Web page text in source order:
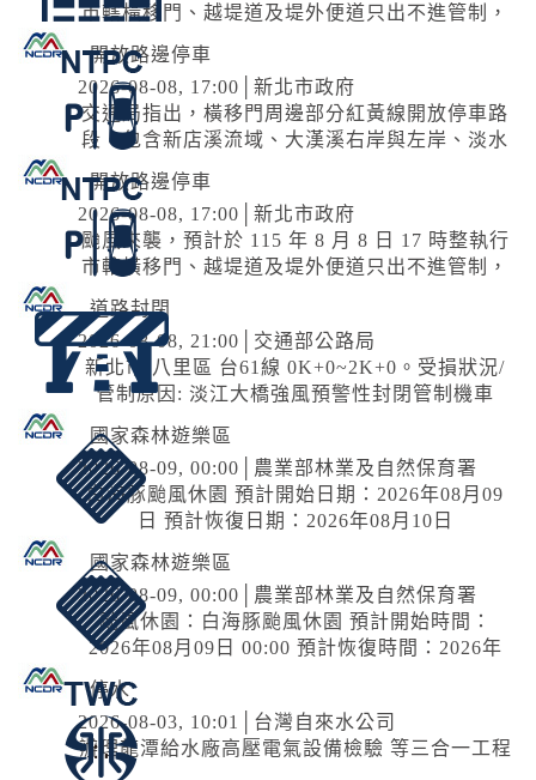
市轄橫移門、越堤道及堤外便道只出不進管制，
閉作業；管制範圍為『二重疏...
開放路邊停車
2026-08-08, 17:00│新北市政府
交通局指出，橫移門周邊部分紅黃線開放停車路
段，包含新店溪流域、大漢溪右岸與左岸、淡水
邊，詳洽新北市府官網。 交通局補充...
開放路邊停車
2026-08-08, 17:00│新北市政府
颱風來襲，預計於 115 年 8 月 8 日 17 時整執行
市轄橫移門、越堤道及堤外便道只出不進管制，
閉作業；管制範圍為『二重疏...
道路封閉
2026-08-08, 21:00│交通部公路局
新北市 八里區 台61線 0K+0~2K+0。受損狀況/
管制原因: 淡江大橋強風預警性封閉管制機車
國家森林遊樂區
2026-08-09, 00:00│農業部林業及自然保育署
白海豚颱風休園 預計開始日期：2026年08月09
日 預計恢復日期：2026年08月10日
國家森林遊樂區
2026-08-09, 00:00│農業部林業及自然保育署
颱風休園：白海豚颱風休園 預計開始時間：
2026年08月09日 00:00 預計恢復時間：2026年
停水
2026-08-03, 10:01│台灣自來水公司
辦理龍潭給水廠高壓電氣設備檢驗 等三合一工程